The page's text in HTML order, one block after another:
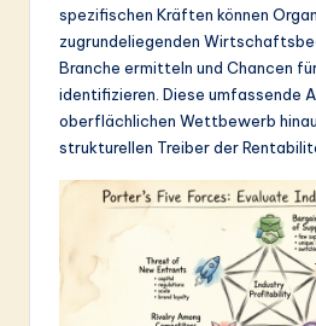
S
o
ft
w
In
spezifischen Kräften können
zugrundeliegenden
Branche ermitteln und Chancen
identifizieren. Diese umfassende
oberflächlichen Wettbewerb
strukturellen Treiber der